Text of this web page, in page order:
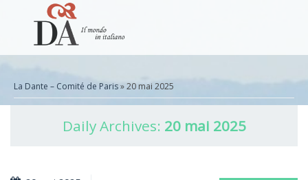
La Dante – Comité de Paris» 20 mai 2025
Daily Archives: 20 mai 2025